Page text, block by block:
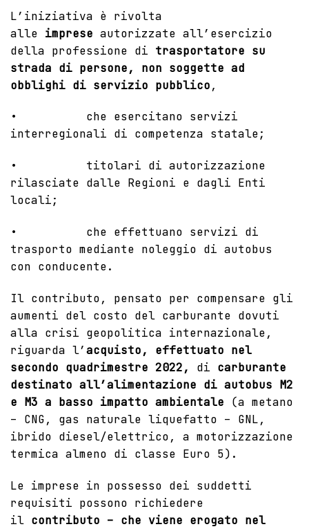
L’iniziativa è rivolta
alle imprese autorizzate all’esercizio
della professione di trasportatore su
strada di persone, non soggette ad
obblighi di servizio pubblico,
• che esercitano servizi
interregionali di competenza statale;
• titolari di autorizzazione
rilasciate dalle Regioni e dagli Enti
locali;
• che effettuano servizi di
trasporto mediante noleggio di autobus
con conducente.
Il contributo, pensato per compensare gli
aumenti del costo del carburante dovuti
alla crisi geopolitica internazionale,
riguarda l’acquisto, effettuato nel
secondo quadrimestre 2022, di carburante
destinato all’alimentazione di autobus M2
e M3 a basso impatto ambientale (a metano
– CNG, gas naturale liquefatto – GNL,
ibrido diesel/elettrico, a motorizzazione
termica almeno di classe Euro 5).
Le imprese in possesso dei suddetti
requisiti possono richiedere
il contributo – che viene erogato nel